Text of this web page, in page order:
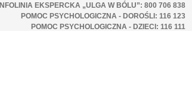
INFOLINIA EKSPERCKA „ULGA W BÓLU”: 800 706 838
POMOC PSYCHOLOGICZNA - DOROŚLI: 116 123
POMOC PSYCHOLOGICZNA - DZIECI: 116 111